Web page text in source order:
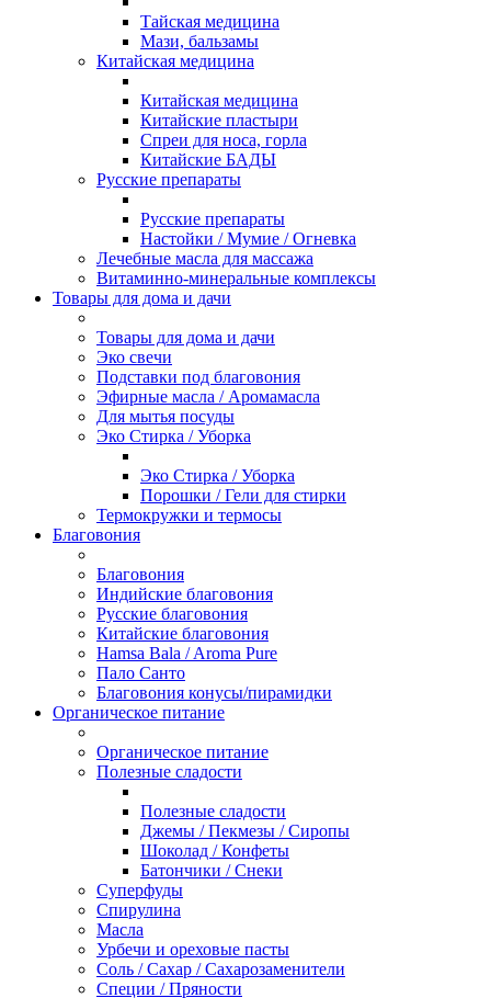
Тайская медицина
Мази, бальзамы
Китайская медицина
Китайская медицина
Китайские пластыри
Спреи для носа, горла
Китайские БАДЫ
Русские препараты
Русские препараты
Настойки / Мумие / Огневка
Лечебные масла для массажа
Витаминно-минеральные комплексы
Товары для дома и дачи
Товары для дома и дачи
Эко свечи
Подставки под благовония
Эфирные масла / Аромамасла
Для мытья посуды
Эко Стирка / Уборка
Эко Стирка / Уборка
Порошки / Гели для стирки
Термокружки и термосы
Благовония
Благовония
Индийские благовония
Русские благовония
Китайские благовония
Hamsa Bala / Aroma Pure
Пало Санто
Благовония конусы/пирамидки
Органическое питание
Органическое питание
Полезные сладости
Полезные сладости
Джемы / Пекмезы / Сиропы
Шоколад / Конфеты
Батончики / Снеки
Суперфуды
Спирулина
Масла
Урбечи и ореховые пасты
Соль / Сахар / Сахарозаменители
Специи / Пряности